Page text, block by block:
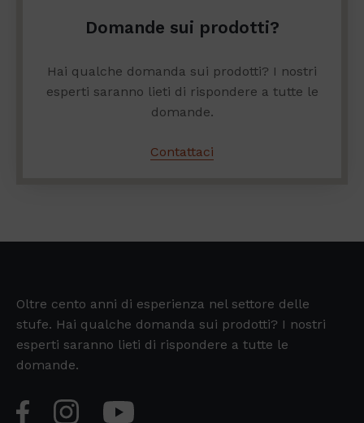
Domande sui prodotti?
Hai qualche domanda sui prodotti? I nostri
esperti saranno lieti di rispondere a tutte le
domande.
Contattaci
Oltre cento anni di esperienza nel settore delle
stufe. Hai qualche domanda sui prodotti? I nostri
esperti saranno lieti di rispondere a tutte le
domande.